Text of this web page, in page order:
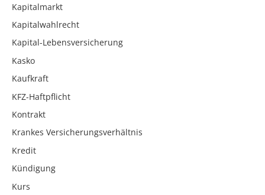
Kapitalmarkt
Kapitalwahlrecht
Kapital-Lebensversicherung
Kasko
Kaufkraft
KFZ-Haftpflicht
Kontrakt
Krankes Versicherungsverhältnis
Kredit
Kündigung
Kurs